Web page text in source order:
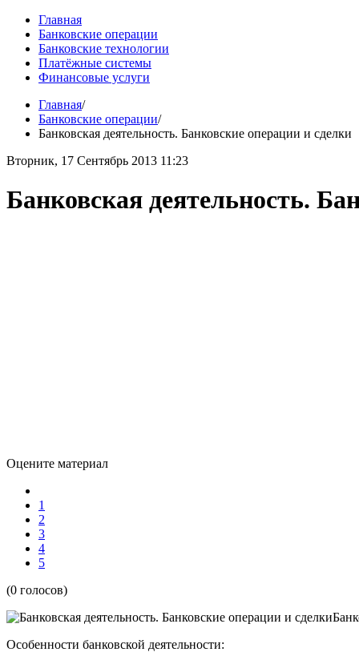
Главная
Банковские операции
Банковские технологии
Платёжные системы
Финансовые услуги
Главная/
Банковские операции/
Банковская деятельность. Банковские операции и сделки
Вторник, 17 Сентябрь 2013 11:23
Банковская деятельность.
Оцените материал
1
2
3
4
5
(0 голосов)
Особенности банковской деятельности: